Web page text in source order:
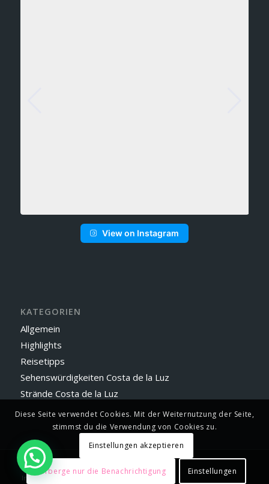
View on Instagram
KATEGORIEN
Allgemein
Highlights
Reisetipps
Sehenswürdigkeiten Costa de la Luz
Strände Costa de la Luz
© 2023 - Vejer by Manuel
Impressum
Diese Seite verwendet Cookies. Mit der Weiternutzung der Seite,
stimmst du die Verwendung von Cookies zu.
Einstellungen akzeptieren
Verberge nur die Benachrichtigung Einstellungen